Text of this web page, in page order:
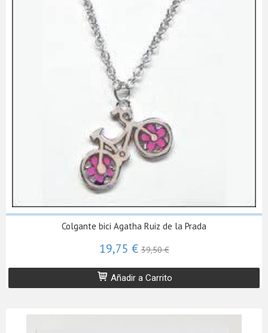
Colgante bici Agatha Ruiz de la Prada
19,75 €39,50 €
Añadir a Carrito